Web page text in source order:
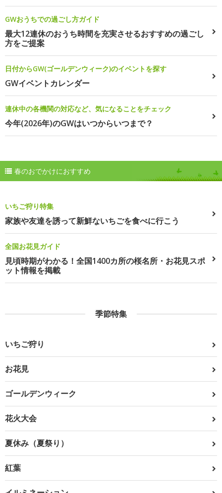
GWおうちでの過ごし方ガイド
最大12連休のおうち時間を充実させるおすすめの過ごし
方をご提案
日付からGW(ゴールデンウィーク)のイベントを探す
GWイベントカレンダー
連休中の各機関の対応など、気になることをチェック
今年(2026年)のGWはいつからいつまで？
春のおでかけにおすすめ
いちご狩り特集
家族や友達を誘って新鮮ないちごを食べに行こう
全国お花見ガイド
見頃時期がわかる！全国1400カ所の桜名所・お花見スポ
ット情報を掲載
季節特集
いちご狩り
お花見
ゴールデンウィーク
花火大会
夏休み（夏祭り）
紅葉